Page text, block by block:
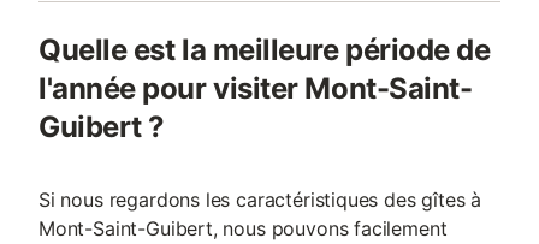
Quelle est la meilleure période de
l'année pour visiter Mont-Saint-
Guibert ?
Si nous regardons les caractéristiques des gîtes à
Mont-Saint-Guibert, nous pouvons facilement